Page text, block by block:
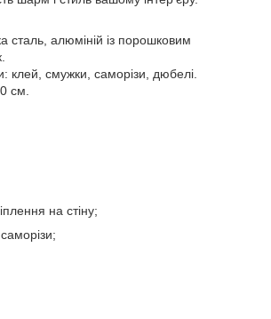
сталь, алюміній із порошковим
клей, смужки, саморізи, дюбелі.
см.
на стіну;